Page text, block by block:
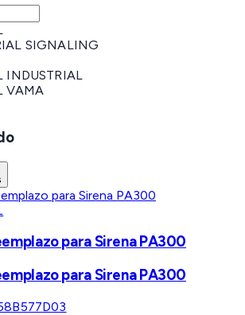
SIGNALING
INDUSTRIAL
VAMA
para Sirena PA300
para Sirena PA300